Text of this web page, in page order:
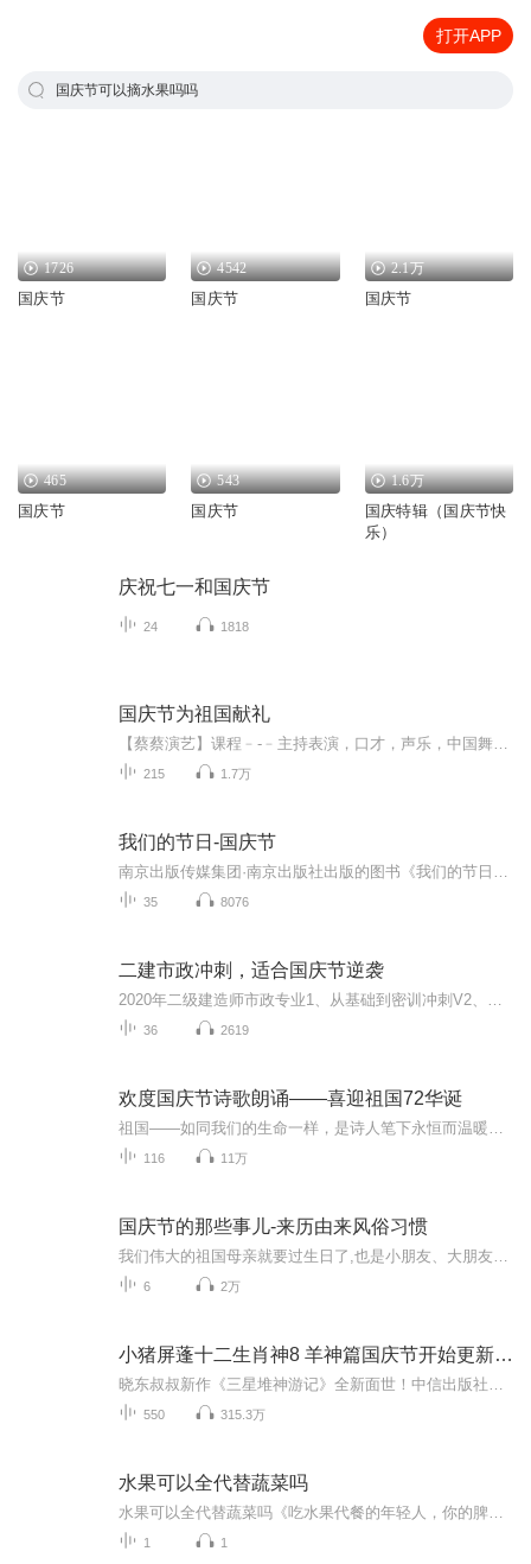
打开APP
国庆节可以摘水果吗吗
1726
国庆节
4542
国庆节
2.1万
国庆节
465
国庆节
543
国庆节
1.6万
国庆特辑（国庆节快
乐）
庆祝七一和国庆节
24 1818
国庆节为祖国献礼
215 1.7万
我们的节日-国庆节
35 8076
二建市政冲刺，适合国庆节逆袭
36 2619
欢度国庆节诗歌朗诵——喜迎祖国72华诞
116 11万
国庆节的那些事儿-来历由来风俗习惯
6 2万
小猪屏蓬十二生肖神8 羊神篇国庆节开始更新啦！
550 315.3万
水果可以全代替蔬菜吗
1 1